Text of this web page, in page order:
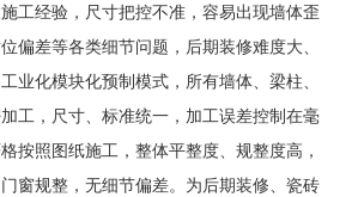
工经验，尺寸把控不准，容易出现墙体歪
偏差等各类细节问题，后期装修难度大、
业化模块化预制模式，所有墙体、梁柱、
工，尺寸、标准统一，加工误差控制在毫
按照图纸施工，整体平整度、规整度高，
窗规整，无细节偏差。为后期装修、瓷砖